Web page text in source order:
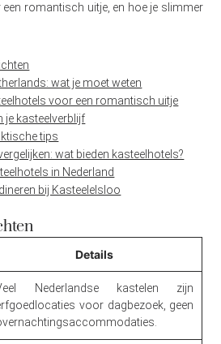
romantisch uitje, en hoe je slimmer
wat je moet weten
voor een romantisch uitje
je kasteelverblijf
tips
wat bieden kasteelhotels?
in Nederland
bij Kasteelelsloo
Details
Nederlandse kastelen zijn
voor dagbezoek, geen